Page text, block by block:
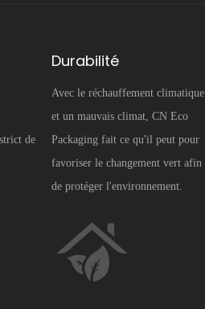
de
Durabilité
Avec le réchauffement climatique
et un mauvais climat, CN Eco
Packaging fait ce qu'il peut pour
favoriser le changement vert afin
de protéger l'environnement.